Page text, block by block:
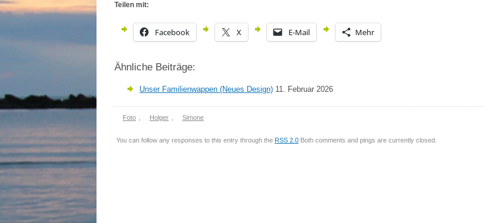
Teilen mit:
Facebook X E-Mail Mehr
Ähnliche Beiträge:
Unser Familienwappen (Neues Design) 11. Februar 2026
Foto Holger Simone
You can follow any responses to this entry through the RSS 2.0 Both comments and pings are currently closed.